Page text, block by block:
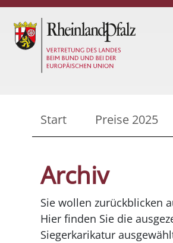
Start Preise 2025
Archiv
Sie wollen zurückblicken
Hier finden Sie die
Siegerkarikatur